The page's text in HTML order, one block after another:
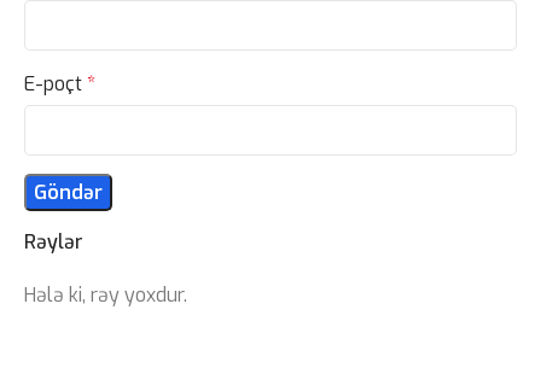
Rəylər
Hələ ki, rəy yoxdur.
E-poçt*